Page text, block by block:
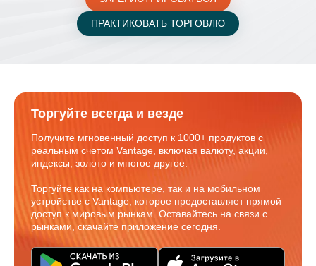
ПРАКТИКОВАТЬ ТОРГОВЛЮ
Торгуйте всегда и везде
Получите мгновенный доступ к 1000+ продуктов с
реальным счетом Vantage, включая валюту, акции,
индексы, золото и многое другое.
Торгуйте как на компьютере, так и на мобильном
устройстве с Vantage, которое предоставляет прямой
доступ к мировым рынкам. Оставайтесь на связи с
рынками, скачайте приложение сегодня.